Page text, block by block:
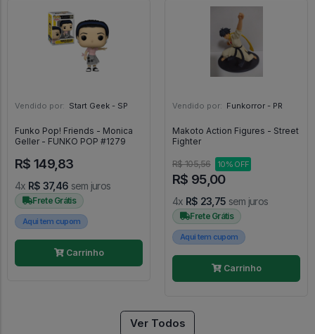
Vendido por: Start Geek - SP
Funko Pop! Friends - Monica
Geller - FUNKO POP #1279
R$ 149,83
4x R$ 37,46 sem juros
Frete Grátis
Aqui tem cupom
Carrinho
Vendido por: Funkorror - PR
Makoto Action Figures - Street
Fighter
R$ 105,56 10% OFF
R$ 95,00
4x R$ 23,75 sem juros
Frete Grátis
Aqui tem cupom
Carrinho
Ver Todos